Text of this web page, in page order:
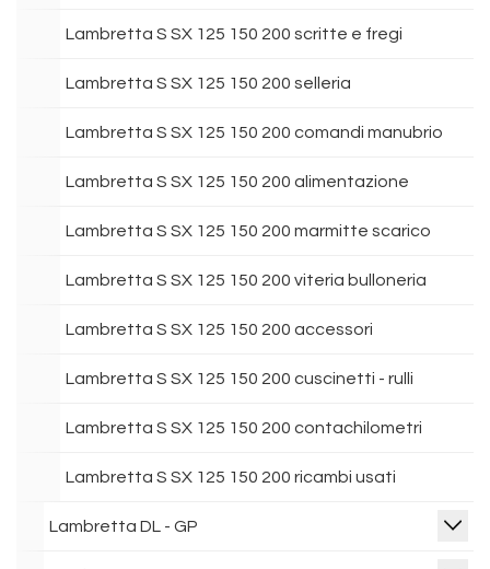
Lambretta S SX 125 150 200 scritte e fregi
Lambretta S SX 125 150 200 selleria
Lambretta S SX 125 150 200 comandi manubrio
Lambretta S SX 125 150 200 alimentazione
Lambretta S SX 125 150 200 marmitte scarico
Lambretta S SX 125 150 200 viteria bulloneria
Lambretta S SX 125 150 200 accessori
Lambretta S SX 125 150 200 cuscinetti - rulli
Lambretta S SX 125 150 200 contachilometri
Lambretta S SX 125 150 200 ricambi usati
Lambretta DL - GP